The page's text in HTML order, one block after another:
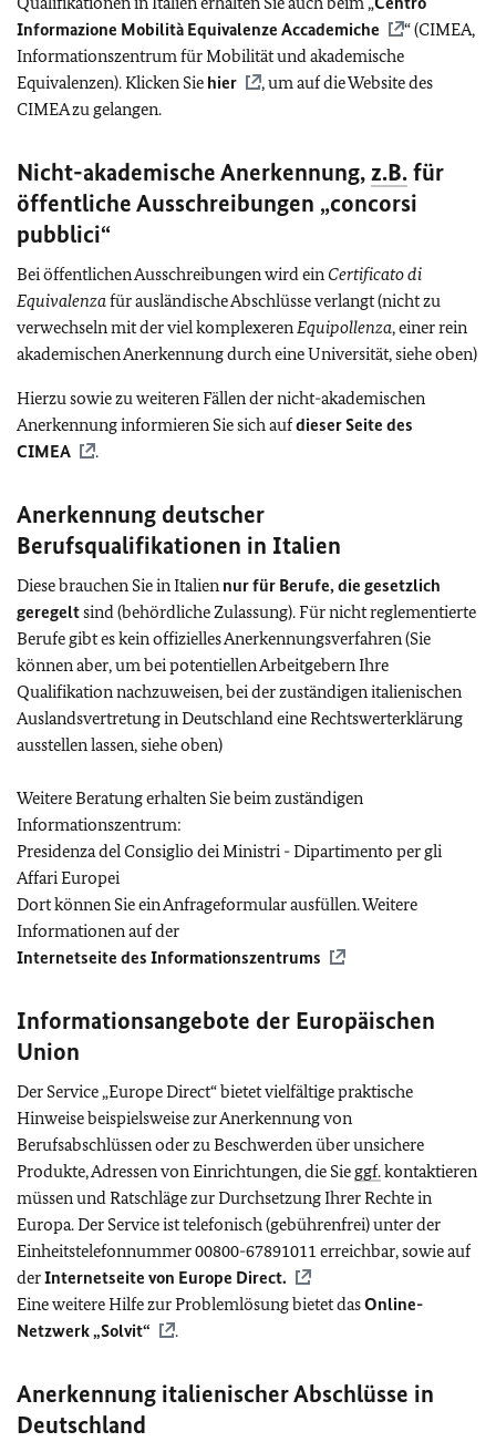
Informazione Mobilità Equivalenze Accademiche
“ (CIMEA,
Informationszentrum für Mobilität und akademische
Equivalenzen). Klicken Sie hier
, um auf die Website des
CIMEA zu gelangen.
Nicht-akademische Anerkennung,z.B.für
öffentliche Ausschreibungen „concorsi
pubblici“
Bei öffentlichen Ausschreibungen wird ein Certificato di
Equivalenzafür ausländische Abschlüsse verlangt (nicht zu
verwechseln mit der viel komplexeren Equipollenza, einer rein
akademischen Anerkennung durch eine Universität, siehe oben)
Hierzu sowie zu weiteren Fällen der nicht-akademischen
Anerkennung informieren Sie sich aufdieser Seite des
CIMEA
.
Anerkennung deutscher
Berufsqualifikationen in Italien
Diese brauchen Sie in Italien nur für Berufe, die gesetzlich
geregeltsind (behördliche Zulassung). Für nicht reglementierte
Berufe gibt es kein offizielles Anerkennungsverfahren (Sie
können aber, um bei potentiellen Arbeitgebern Ihre
Qualifikation nachzuweisen, bei der zuständigen italienischen
Auslandsvertretung in Deutschland eine Rechtswerterklärung
ausstellen lassen, siehe oben)
Weitere Beratung erhalten Sie beim zuständigen
Informationszentrum:
Presidenza del Consiglio dei Ministri - Dipartimento per gli
Affari Europei
Dort können Sie ein Anfrageformular ausfüllen. Weitere
Informationen auf der
Internetseite des Informationszentrums
Informationsangebote der Europäischen
Union
Der Service „Europe Direct“ bietet vielfältige praktische
Hinweise beispielsweise zur Anerkennung von
Berufsabschlüssen oder zu Beschwerden über unsichere
Produkte, Adressen von Einrichtungen, die Sie ggf.kontaktieren
müssen und Ratschläge zur Durchsetzung Ihrer Rechte in
Europa. Der Service ist telefonisch (gebührenfrei) unter der
Einheitstelefonnummer 00800-67891011 erreichbar, sowie auf
derInternetseite von Europe Direct.
Eine weitere Hilfe zur Problemlösung bietet dasOnline-
Netzwerk „Solvit“
.
Anerkennung italienischer Abschlüsse in
Deutschland